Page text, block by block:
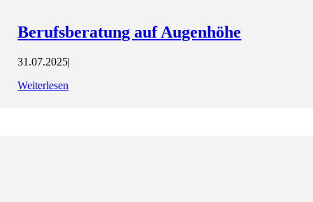
Berufsberatung auf Augenhöhe
31.07.2025|
Weiterlesen